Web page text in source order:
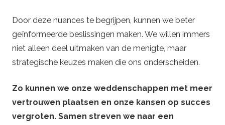
Door deze nuances te begrijpen, kunnen we beter
geïnformeerde beslissingen maken. We willen immers
niet alleen deel uitmaken van de menigte, maar
strategische keuzes maken die ons onderscheiden.
Zo kunnen we onze weddenschappen met meer
vertrouwen plaatsen en onze kansen op succes
vergroten. Samen streven we naar een